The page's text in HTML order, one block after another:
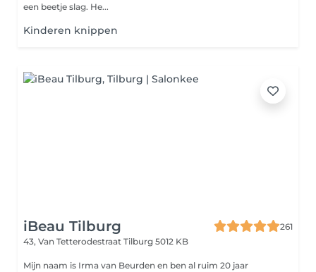
een beetje slag. He...
Kinderen knippen
iBeau Tilburg
261
43, Van Tetterodestraat Tilburg 5012 KB
Mijn naam is Irma van Beurden en ben al ruim 20 jaar